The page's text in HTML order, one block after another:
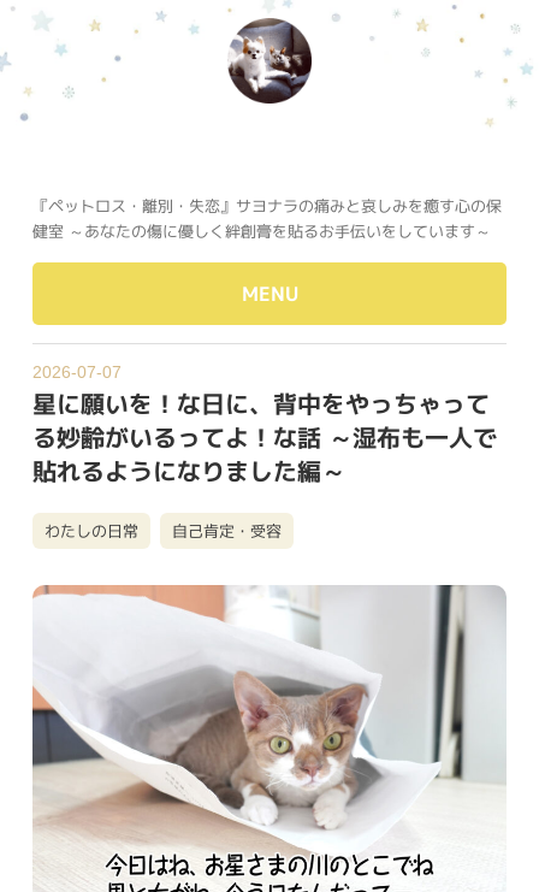
『ペットロス・離別・失恋』サヨナラの痛みと哀しみを癒す心の保
健室 ～あなたの傷に優しく絆創膏を貼るお手伝いをしています～
MENU
2026-07-07
星に願いを！な日に、背中をやっちゃって
る妙齢がいるってよ！な話 ～湿布も一人で
貼れるようになりました編～
わたしの日常 自己肯定・受容